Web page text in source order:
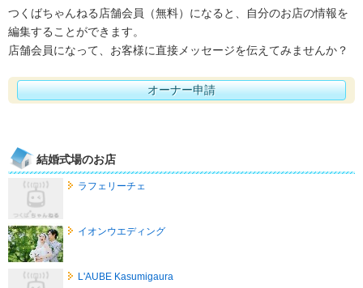
つくばちゃんねる店舗会員（無料）になると、自分のお店の情報を
編集することができます。
店舗会員になって、お客様に直接メッセージを伝えてみませんか？
オーナー申請
結婚式場のお店
ラフェリーチェ
イオンウエディング
L'AUBE Kasumigaura